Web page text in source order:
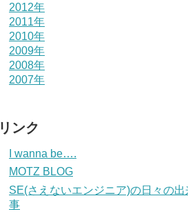
2012年
2011年
2010年
2009年
2008年
2007年
リンク
I wanna be….
MOTZ BLOG
SE(さえないエンジニア)の日々の出
事